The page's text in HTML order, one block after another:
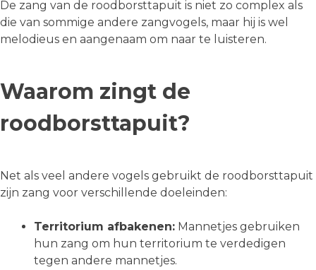
De zang van de roodborsttapuit is niet zo complex als
die van sommige andere zangvogels, maar hij is wel
melodieus en aangenaam om naar te luisteren.
Waarom zingt de
roodborsttapuit?
Net als veel andere vogels gebruikt de roodborsttapuit
zijn zang voor verschillende doeleinden:
Territorium afbakenen: Mannetjes gebruiken
hun zang om hun territorium te verdedigen
tegen andere mannetjes.